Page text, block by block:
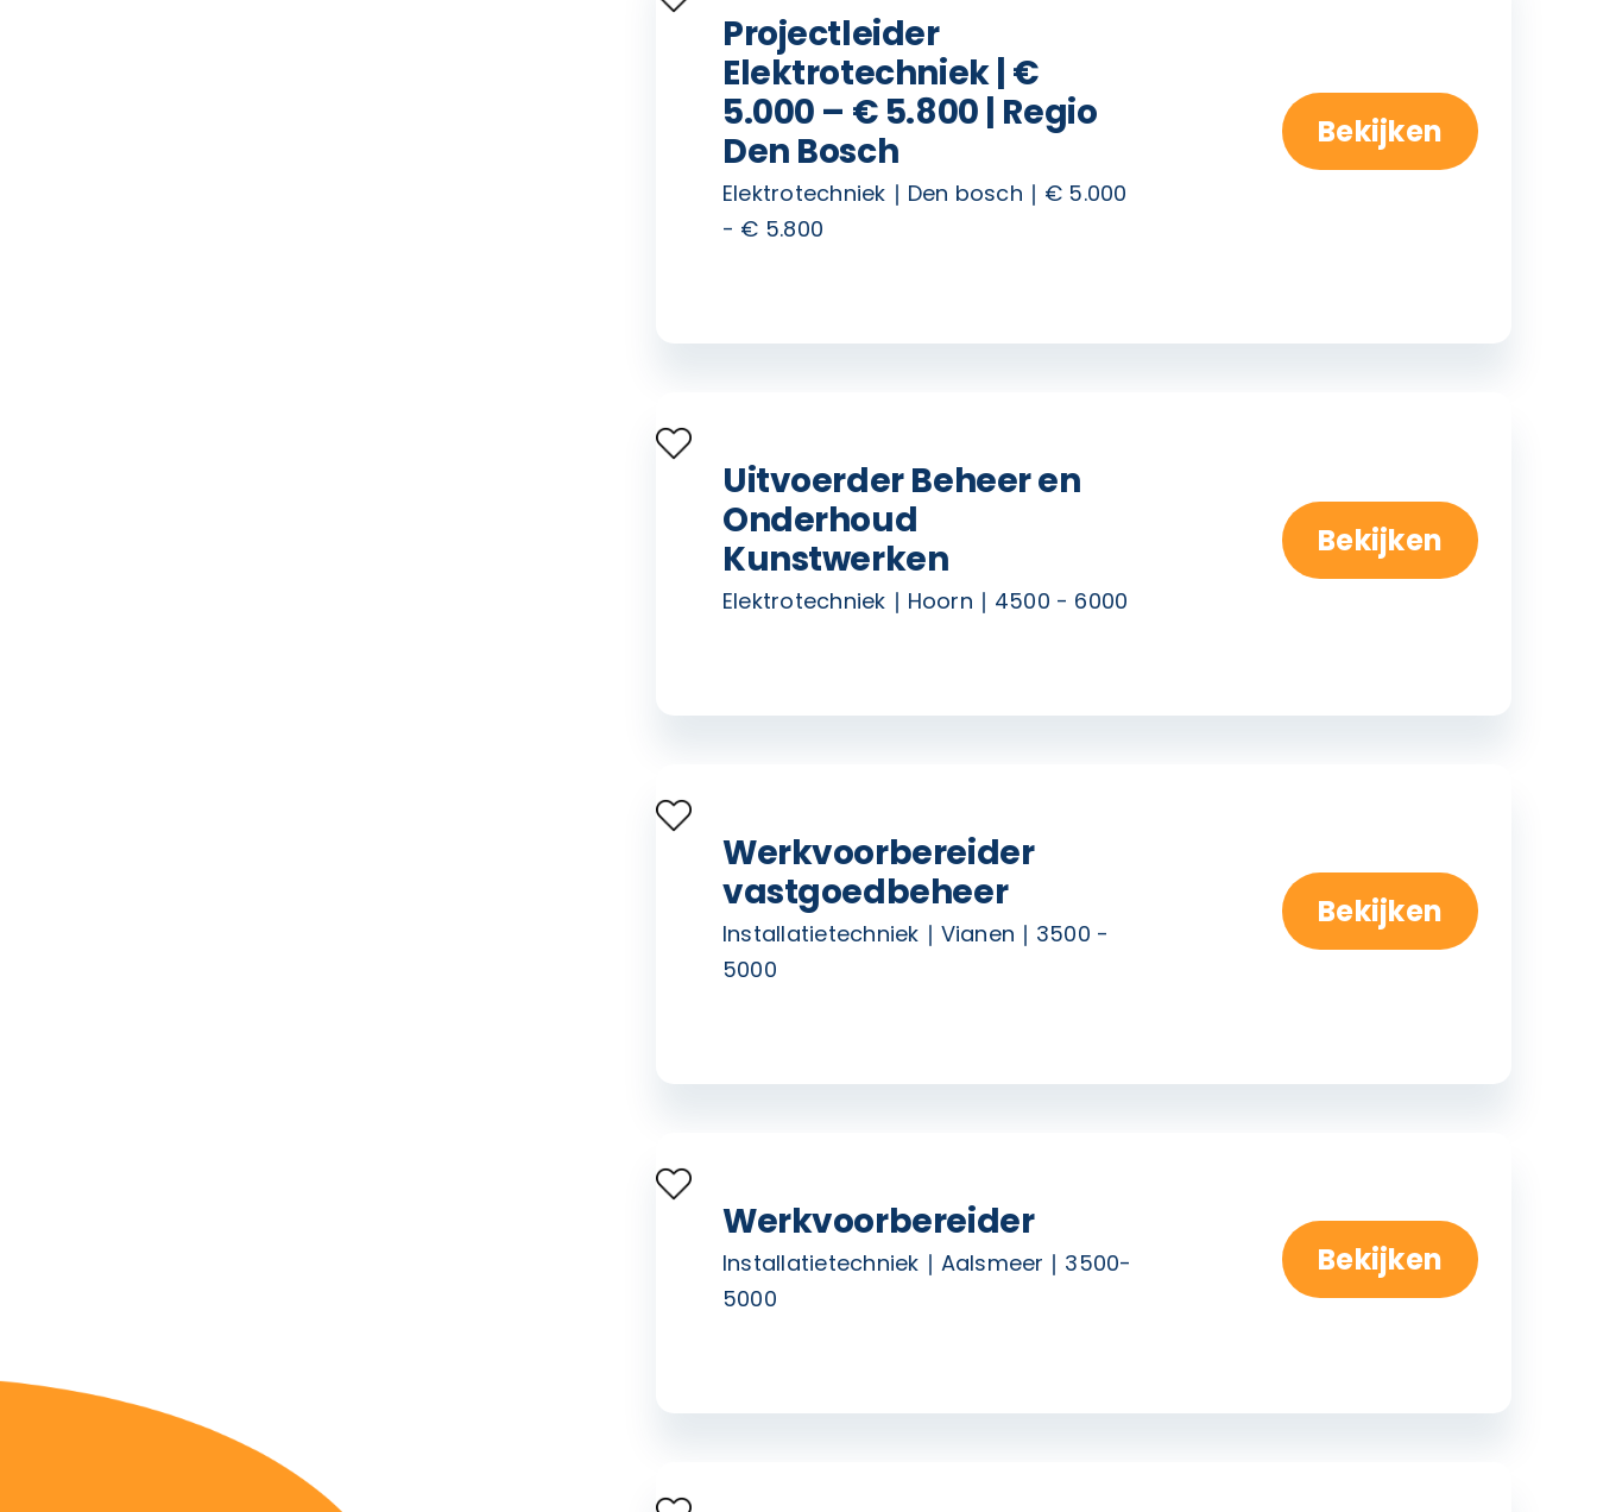
Projectleider
Elektrotechniek | €
5.000 – € 5.800 | Regio
Den Bosch
Elektrotechniek Den bosch
€ 5.000
- € 5.800
Bekijken
Uitvoerder Beheer en
Onderhoud
Kunstwerken
Elektrotechniek Hoorn 4500 - 6000
Bekijken
Werkvoorbereider
vastgoedbeheer
Installatietechniek Vianen
3500 -
5000
Bekijken
Werkvoorbereider
Installatietechniek Aalsmeer
3500-
5000
Bekijken